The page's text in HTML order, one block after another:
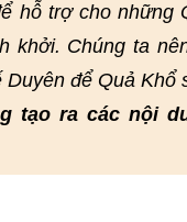
hỗ trợ cho
khởi. Chúng ta
để Quả Khổ
tạo ra các nội